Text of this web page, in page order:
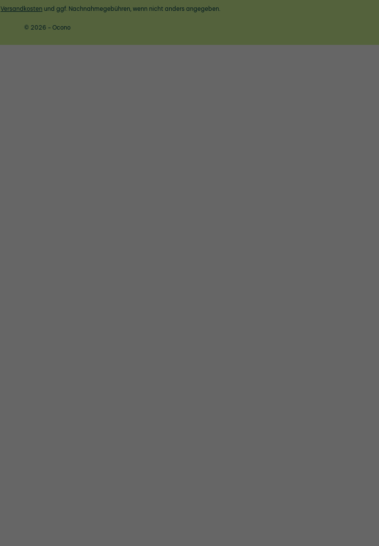
Versandkosten und ggf. Nachnahmegebühren, wenn nicht anders angegeben.
© 2026 - Ocono